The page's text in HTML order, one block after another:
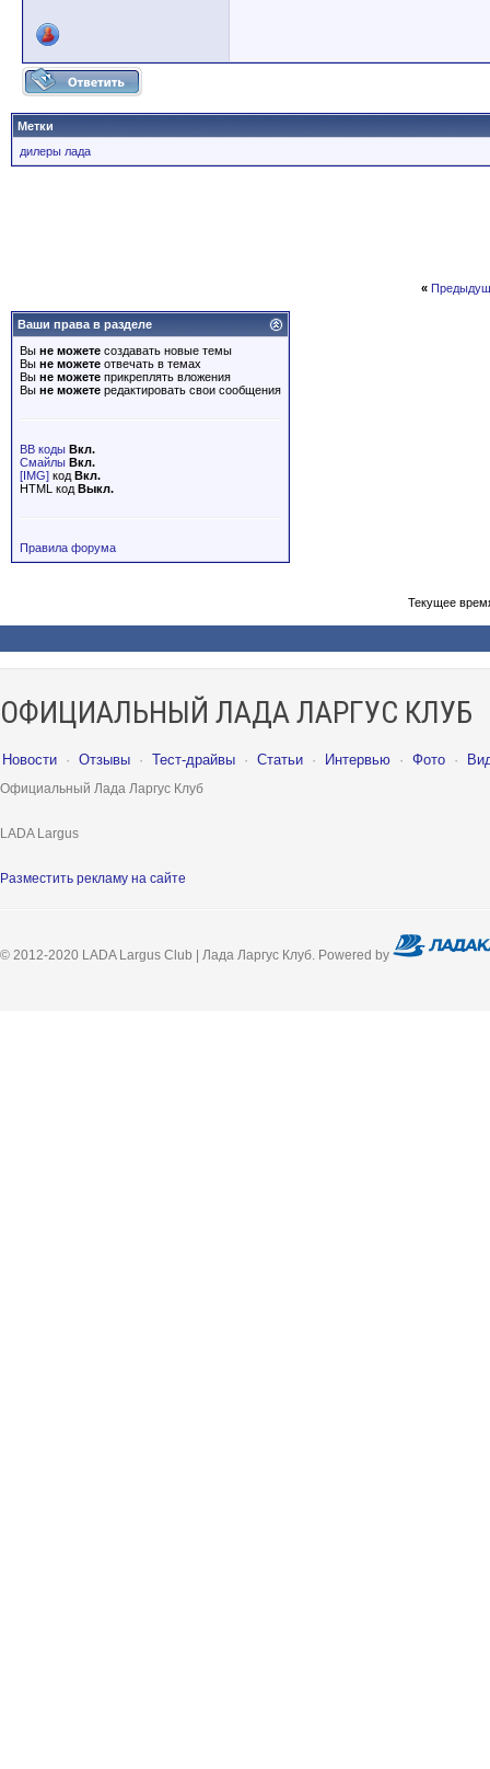
Метки
дилеры лада
«
Ваши права в разделе
Вы не можете создавать новые темы
Вы не можете отвечать в темах
Вы не можете прикреплять вложения
Вы не можете редактировать свои сообщения
BB коды Вкл.
Смайлы Вкл.
[IMG] код Вкл.
HTML код Выкл.
Правила форума
Текущее
ОФИЦИАЛЬНЫЙ ЛАДА ЛАРГУС КЛУБ
Новости · Отзывы · Тест-драйвы · Статьи · Интервью · Фото ·
Официальный Лада Ларгус Клуб
LADA Largus
Разместить рекламу на сайте
© 2012-2020 LADA Largus Club | Лада Ларгус Клуб. Powered by